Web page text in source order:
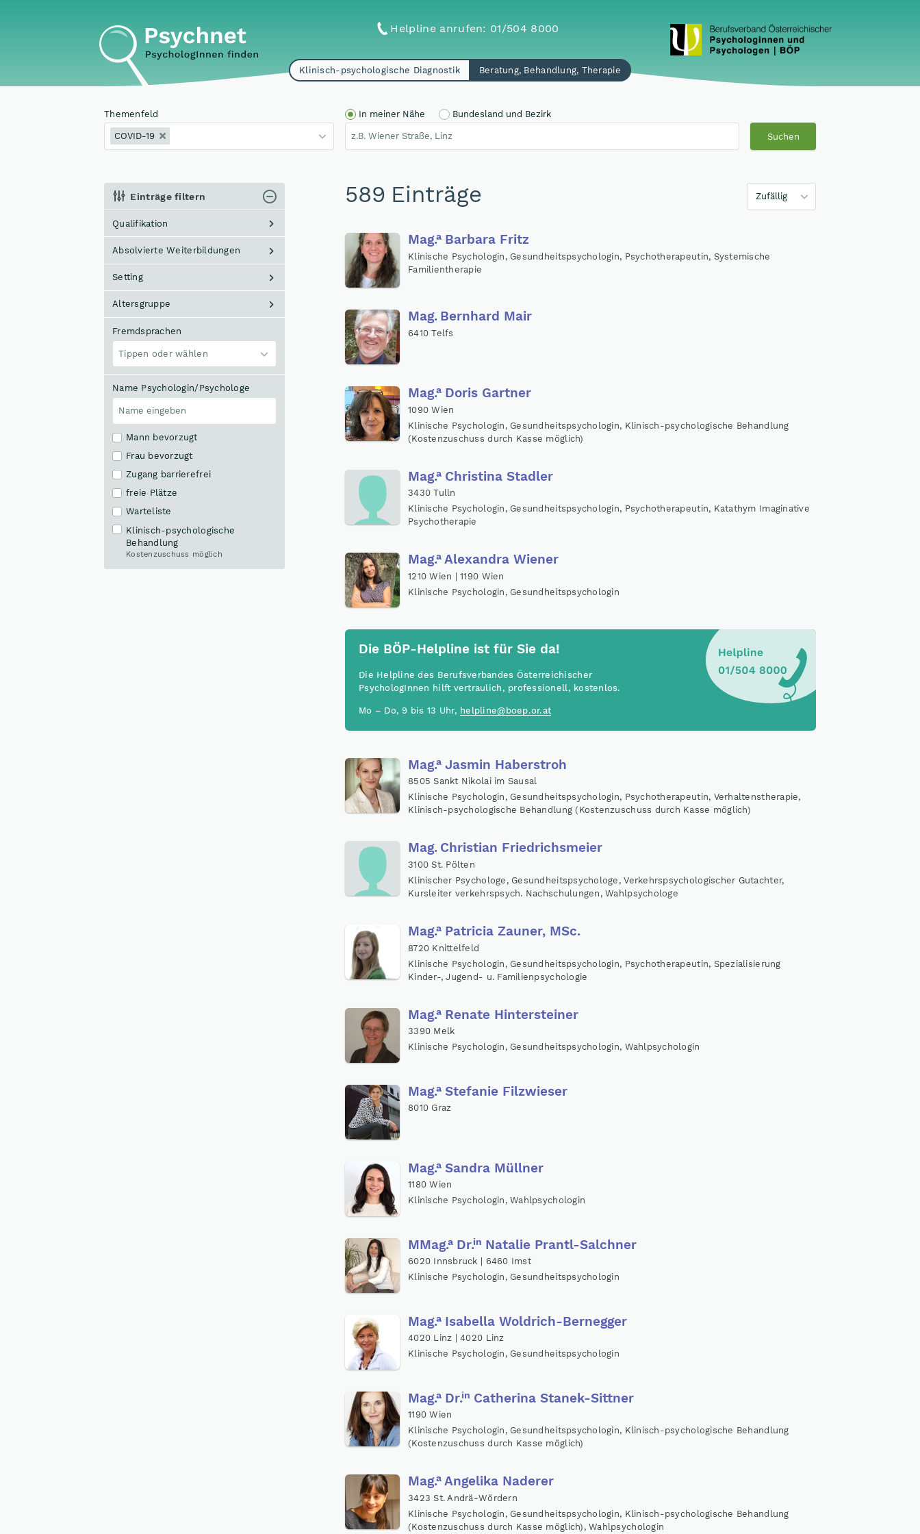
Helpline anrufen: 01/504 8000
Klinisch-psychologische Diagnostik Beratung, Behandlung, Therapie
Themenfeld
COVID-19
In meiner Nähe Bundesland und Bezirk
Suchen
Einträge filtern
Qualifikation
Absolvierte Weiterbildungen
Setting
Altersgruppe
Fremdsprachen
Tippen oder wählen
Name Psychologin/Psychologe
Mann bevorzugt
Frau bevorzugt
Zugang barrierefrei
freie Plätze
Warteliste
Klinisch-psychologische
Behandlung
Kostenzuschuss möglich
Zufällig
589 Einträge
Mag.aBarbara Fritz
Klinische Psychologin, Gesundheitspsychologin, Psychotherapeutin, Systemische
Familientherapie
Mag.Bernhard Mair
6410 Telfs
Mag.aDoris Gartner
1090 Wien
Klinische Psychologin, Gesundheitspsychologin, Klinisch-psychologische Behandlung
(Kostenzuschuss durch Kasse möglich)
Mag.aChristina Stadler
3430 Tulln
Klinische Psychologin, Gesundheitspsychologin, Psychotherapeutin, Katathym Imaginative
Psychotherapie
Mag.aAlexandra Wiener
1210 Wien | 1190 Wien
Klinische Psychologin, Gesundheitspsychologin
Die BÖP-Helpline ist für Sie da!
Die Helpline des Berufsverbandes Österreichischer
PsychologInnen hilft vertraulich, professionell, kostenlos.
Mo – Do, 9 bis 13 Uhr, helpline@boep.or.at
Mag.aJasmin Haberstroh
8505 Sankt Nikolai im Sausal
Klinische Psychologin, Gesundheitspsychologin, Psychotherapeutin, Verhaltenstherapie,
Klinisch-psychologische Behandlung (Kostenzuschuss durch Kasse möglich)
Mag.Christian Friedrichsmeier
3100 St. Pölten
Klinischer Psychologe, Gesundheitspsychologe, Verkehrspsychologischer Gutachter,
Kursleiter verkehrspsych. Nachschulungen, Wahlpsychologe
Mag.aPatricia Zauner, MSc.
8720 Knittelfeld
Klinische Psychologin, Gesundheitspsychologin, Psychotherapeutin, Spezialisierung
Kinder-, Jugend- u. Familienpsychologie
Mag.aRenate Hintersteiner
3390 Melk
Klinische Psychologin, Gesundheitspsychologin, Wahlpsychologin
Mag.aStefanie Filzwieser
8010 Graz
Mag.aSandra Müllner
1180 Wien
Klinische Psychologin, Wahlpsychologin
MMag.aDr.in Natalie Prantl-Salchner
6020 Innsbruck | 6460 Imst
Klinische Psychologin, Gesundheitspsychologin
Mag.aIsabella Woldrich-Bernegger
4020 Linz | 4020 Linz
Klinische Psychologin, Gesundheitspsychologin
Mag.aDr.in Catherina Stanek-Sittner
1190 Wien
Klinische Psychologin, Gesundheitspsychologin, Klinisch-psychologische Behandlung
(Kostenzuschuss durch Kasse möglich)
Mag.aAngelika Naderer
3423 St. Andrä-Wördern
Klinische Psychologin, Gesundheitspsychologin, Klinisch-psychologische Behandlung
(Kostenzuschuss durch Kasse möglich), Wahlpsychologin